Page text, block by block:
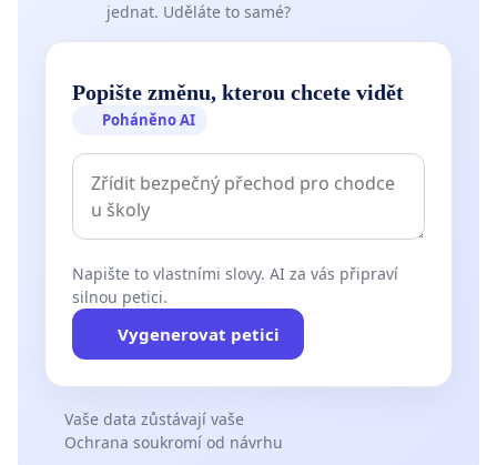
jednat. Uděláte to samé?
Popište změnu, kterou chcete vidět
Poháněno AI
Napište to vlastními slovy. AI za vás připraví
silnou petici.
Vygenerovat petici
Vaše data zůstávají vaše
Ochrana soukromí od návrhu